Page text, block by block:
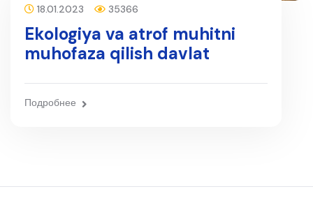
18.01.2023 35366
Ekologiya va atrof muhitni
muhofaza qilish davlat
Подробнее